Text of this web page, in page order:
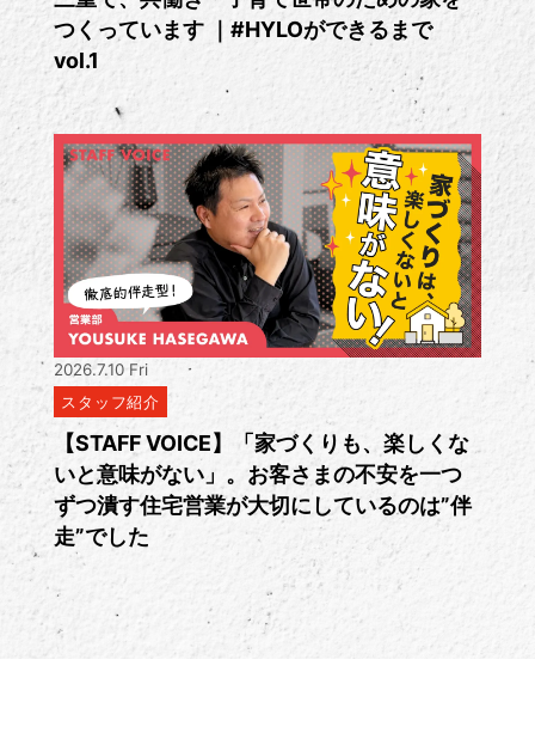
つくっています ｜#HYLOができるまで
vol.1
2026.7.10 Fri
スタッフ紹介
【STAFF VOICE】「家づくりも、楽しくな
いと意味がない」。お客さまの不安を一つ
ずつ潰す住宅営業が大切にしているのは”伴
走”でした